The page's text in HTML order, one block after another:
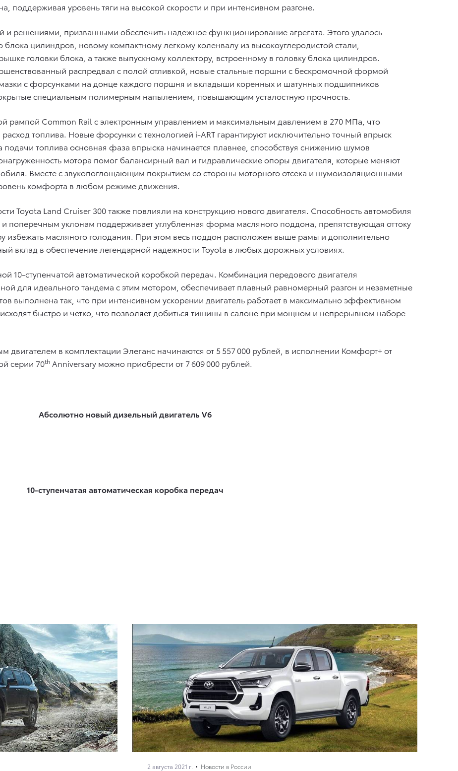
поддерживая уровень тяги на высокой скорости и при интенсивном разгоне.
и решениями, призванными обеспечить надежное функционирование агрегата. Этого удалось
цилиндров, новому компактному легкому коленвалу из высокоуглеродистой стали,
головки блока, а также выпускному коллектору, встроенному в головку блока цилиндров.
распредвал с полой отливкой, новые стальные поршни с бескромочной формой
с форсунками на донце каждого поршня и вкладыши коренных и шатунных подшипников
специальным полимерным напылением, повышающим усталостную прочность.
рампой Common Rail с электронным управлением и максимальным давлением в 270 МПа, что
топлива. Новые форсунки с технологией i-ART гарантируют исключительно точный впрыск
подачи топлива основная фаза впрыска начинается плавнее, способствуя снижению шумов
мотора помог балансирный вал и гидравлические опоры двигателя, которые меняют
Вместе с звукопоглощающим покрытием со стороны моторного отсека и шумоизоляционными
комфорта в любом режиме движения.
Toyota Land Cruiser 300 также повлияли на конструкцию нового двигателя. Способность автомобиля
уклонам поддерживает углубленная форма масляного поддона, препятствующая оттоку
избежать масляного голодания. При этом весь поддон расположен выше рамы и дополнительно
вклад в обеспечение легендарной надежности Toyota в любых дорожных условиях.
10-ступенчатой автоматической коробкой передач. Комбинация передового двигателя
для идеального тандема с этим мотором, обеспечивает плавный равномерный разгон и незаметные
выполнена так, что при интенсивном ускорении двигатель работает в максимально эффективном
быстро и четко, что позволяет добиться тишины в салоне при мощном и непрерывном наборе
двигателем в комплектации Элеганс начинаются от 5 557 000 рублей, в исполнении Комфорт+ от
серии 70th Anniversary можно приобрести от 7 609 000 рублей.
Абсолютно новый дизельный двигатель V6
10-ступенчатая автоматическая коробка передач
2 августа 2021 г. Новости в России